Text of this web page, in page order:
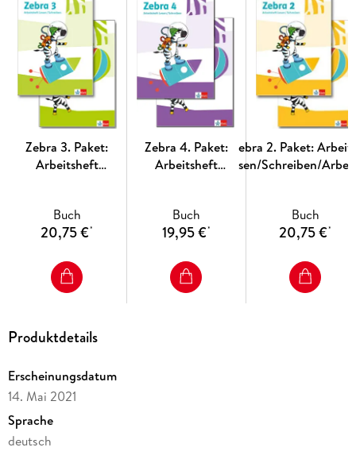
Zebra 3. Paket:
Arbeitsheft
Sprache Klasse 3
Buch
20,75 €*
Zebra 4. Paket:
Arbeitsheft
Sprache Klasse 4
Buch
19,95 €*
Zebra 2. Paket:
Lesen/Schreiben/
Buch
20,75 €*
Produktdetails
Erscheinungsdatum
14. Mai 2021
Sprache
deutsch